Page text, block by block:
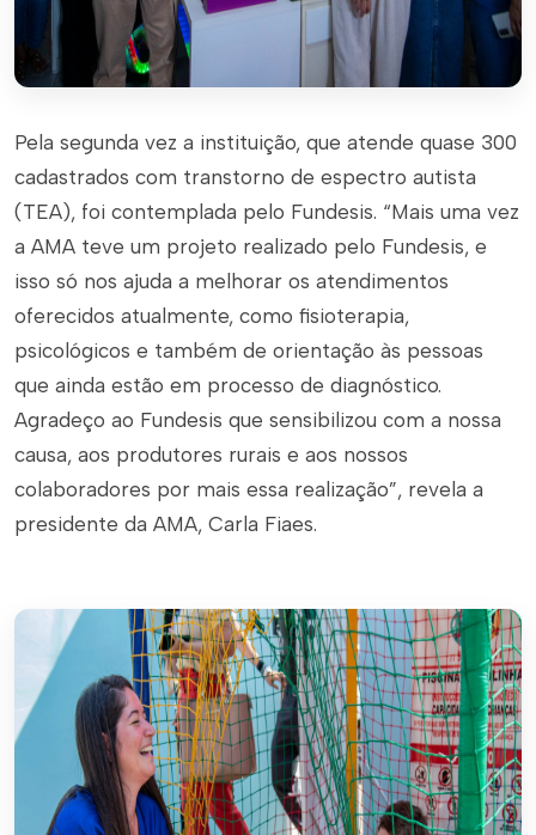
Pela segunda vez a instituição, que atende quase 300
cadastrados com transtorno de espectro autista
(TEA), foi contemplada pelo Fundesis. “Mais uma vez
a AMA teve um projeto realizado pelo Fundesis, e
isso só nos ajuda a melhorar os atendimentos
oferecidos atualmente, como fisioterapia,
psicológicos e também de orientação às pessoas
que ainda estão em processo de diagnóstico.
Agradeço ao Fundesis que sensibilizou com a nossa
causa, aos produtores rurais e aos nossos
colaboradores por mais essa realização”, revela a
presidente da AMA, Carla Fiaes.